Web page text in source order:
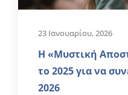
23 Ιανουαρίου, 2026
Η «Μυστική
το 2025 για να
2026